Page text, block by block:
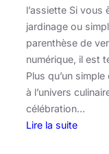
l’assiette Si vous
jardinage ou
parenthèse de
numérique, il est
Plus qu’un
à l’univers
célébration…
Lire la suite